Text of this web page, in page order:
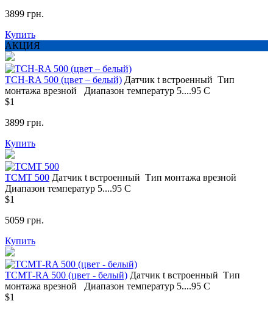
3899 грн.
Купить
АКЦИЯ
TCH-RA 500 (цвет – белый) Датчик t встроенный Тип
монтажа врезной Диапазон температур 5....95 С
$1
3899 грн.
Купить
ТСМТ 500 Датчик t встроенный Тип монтажа врезной
Диапазон температур 5....95 С
$1
5059 грн.
Купить
ТСМТ-RA 500 (цвет - белый) Датчик t встроенный Тип
монтажа врезной Диапазон температур 5....95 С
$1